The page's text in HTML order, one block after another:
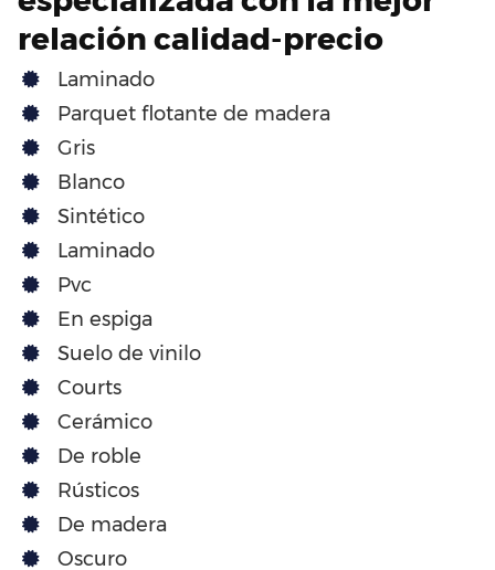
relación calidad-precio
Laminado
Parquet flotante de madera
Gris
Blanco
Sintético
Laminado
Pvc
En espiga
Suelo de vinilo
Courts
Cerámico
De roble
Rústicos
De madera
Oscuro